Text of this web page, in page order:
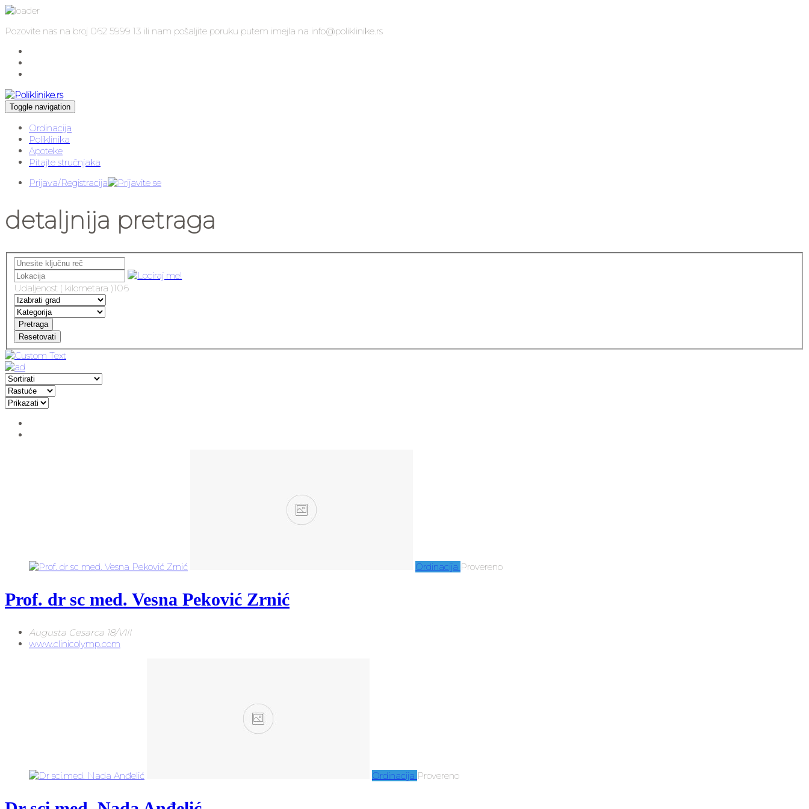
Pozovite nas na broj 062 5999 13 ili nam pošaljite poruku putem imejla na info@poliklinike.rs
Toggle navigation
Ordinacija
Poliklinika
Apoteke
Pitajte stručnjaka
Prijava/Registracija
detaljnija pretraga
Udaljenost ( kilometara )106
Pretraga
Resetovati
Ordinacija Provereno
Prof. dr sc med. Vesna Peković Zrnić
Augusta Cesarca 18/VIII
www.clinicolymp.com
Ordinacija Provereno